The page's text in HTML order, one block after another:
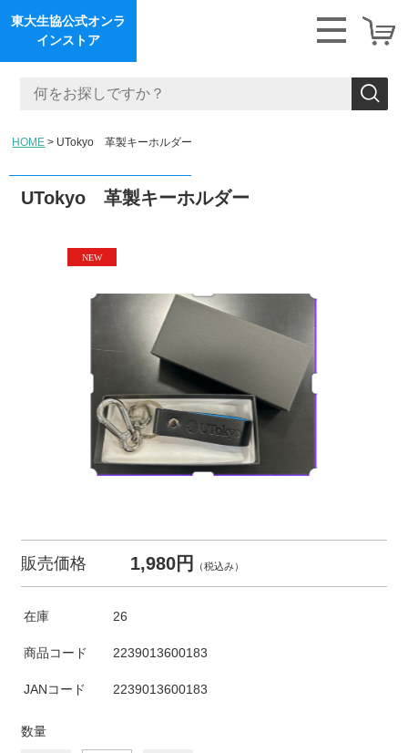
東大生協公式オンラ
インストア
HOME UTokyo 革製キーホルダー
UTokyo 革製キーホルダー
販売価格 1,980円 （税込み）
在庫 26
商品コード 2239013600183
JANコード 2239013600183
数量